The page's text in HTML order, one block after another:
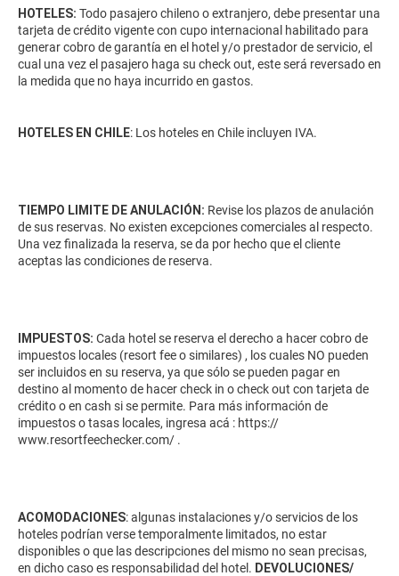
HOTELES: Todo pasajero chileno o extranjero, debe presentar una
tarjeta de crédito vigente con cupo internacional habilitado para
generar cobro de garantía en el hotel y/o prestador de servicio, el
cual una vez el pasajero haga su check out, este será reversado en
la medida que no haya incurrido en gastos.
HOTELES EN CHILE: Los hoteles en Chile incluyen IVA.
TIEMPO LIMITE DE ANULACIÓN: Revise los plazos de anulación
de sus reservas. No existen excepciones comerciales al respecto.
Una vez finalizada la reserva, se da por hecho que el cliente
aceptas las condiciones de reserva.
IMPUESTOS: Cada hotel se reserva el derecho a hacer cobro de
impuestos locales (resort fee o similares) , los cuales NO pueden
ser incluidos en su reserva, ya que sólo se pueden pagar en
destino al momento de hacer check in o check out con tarjeta de
crédito o en cash si se permite. Para más información de
impuestos o tasas locales, ingresa acá : https://
www.resortfeechecker.com/ .
ACOMODACIONES: algunas instalaciones y/o servicios de los
hoteles podrían verse temporalmente limitados, no estar
disponibles o que las descripciones del mismo no sean precisas,
en dicho caso es responsabilidad del hotel. DEVOLUCIONES/